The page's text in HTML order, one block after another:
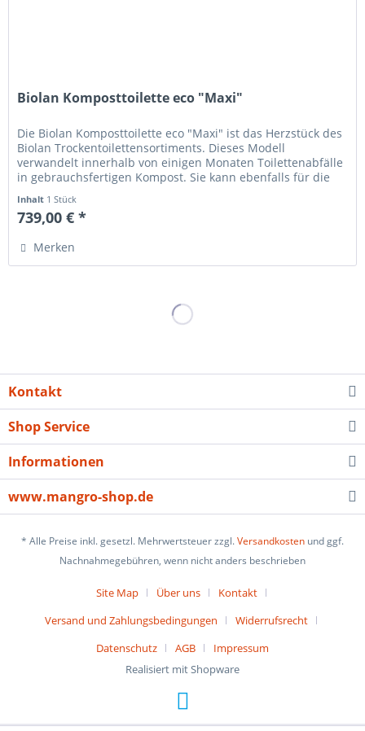
Biolan Komposttoilette eco "Maxi"
Die Biolan Komposttoilette eco "Maxi" ist das Herzstück des
Biolan Trockentoilettensortiments. Dieses Modell
verwandelt innerhalb von einigen Monaten Toilettenabfälle
in gebrauchsfertigen Kompost. Sie kann ebenfalls für die
Inhalt 1 Stück
739,00 € *
Merken
Kontakt
Shop Service
Informationen
www.mangro-shop.de
* Alle Preise inkl. gesetzl. Mehrwertsteuer zzgl.Versandkosten und ggf.
Nachnahmegebühren, wenn nicht anders beschrieben
Site Map Über uns
Kontakt
Versand und Zahlungsbedingungen
Widerrufsrecht
Datenschutz
AGB
Impressum
Realisiert mit Shopware